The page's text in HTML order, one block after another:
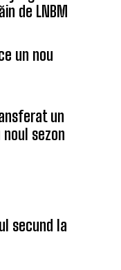
secund la
la
Târgu Jiu
o